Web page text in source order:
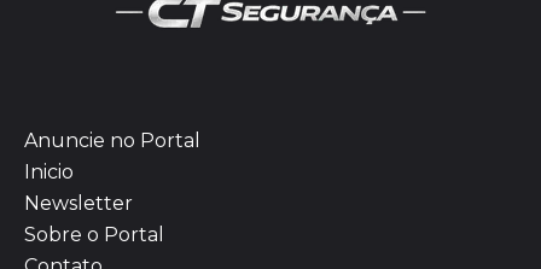
Anuncie no Portal
Inicio
Newsletter
Sobre o Portal